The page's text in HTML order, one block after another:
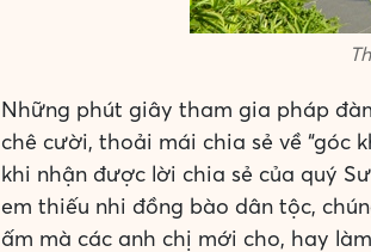
Những phút giây tham gia pháp
chê cười, thoải mái chia sẻ về “góc
khi nhận được lời chia sẻ của quý
em thiếu nhi đồng bào dân tộc,
ấm mà các anh chị mới cho, hay